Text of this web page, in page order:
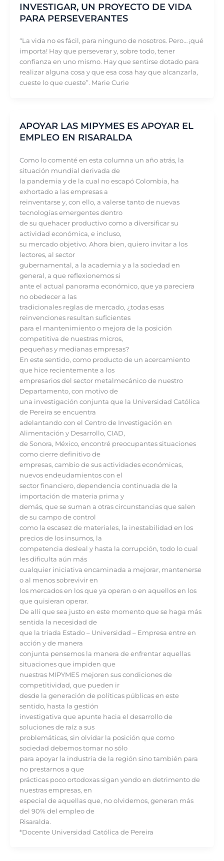
INVESTIGAR, UN PROYECTO DE VIDA
PARA PERSEVERANTES
“La vida no es fácil, para ninguno de nosotros. Pero… ¡qué
importa! Hay que perseverar y, sobre todo, tener
confianza en uno mismo. Hay que sentirse dotado para
realizar alguna cosa y que esa cosa hay que alcanzarla,
cueste lo que cueste”. Marie Curie
APOYAR LAS MIPYMES ES APOYAR EL
EMPLEO EN RISARALDA
Como lo comenté en esta columna un año atrás, la
situación mundial derivada de
la pandemia y de la cual no escapó Colombia, ha
exhortado a las empresas a
reinventarse y, con ello, a valerse tanto de nuevas
tecnologías emergentes dentro
de su quehacer productivo como a diversificar su
actividad económica, e incluso,
su mercado objetivo. Ahora bien, quiero invitar a los
lectores, al sector
gubernamental, a la academia y a la sociedad en
general, a que reflexionemos si
ante el actual panorama económico, que ya pareciera
no obedecer a las
tradicionales reglas de mercado, ¿todas esas
reinvenciones resultan suficientes
para el mantenimiento o mejora de la posición
competitiva de nuestras micros,
pequeñas y medianas empresas?
En este sentido, como producto de un acercamiento
que hice recientemente a los
empresarios del sector metalmecánico de nuestro
Departamento, con motivo de
una investigación conjunta que la Universidad Católica
de Pereira se encuentra
adelantando con el Centro de Investigación en
Alimentación y Desarrollo, CIAD,
de Sonora, México, encontré preocupantes situaciones
como cierre definitivo de
empresas, cambio de sus actividades económicas,
nuevos endeudamientos con el
sector financiero, dependencia continuada de la
importación de materia prima y
demás, que se suman a otras circunstancias que salen
de su campo de control
como la escasez de materiales, la inestabilidad en los
precios de los insumos, la
competencia desleal y hasta la corrupción, todo lo cual
les dificulta aún más
cualquier iniciativa encaminada a mejorar, mantenerse
o al menos sobrevivir en
los mercados en los que ya operan o en aquellos en los
que quisieran operar.
De allí que sea justo en este momento que se haga más
sentida la necesidad de
que la triada Estado – Universidad – Empresa entre en
acción y de manera
conjunta pensemos la manera de enfrentar aquellas
situaciones que impiden que
nuestras MIPYMES mejoren sus condiciones de
competitividad, que pueden ir
desde la generación de políticas públicas en este
sentido, hasta la gestión
investigativa que apunte hacia el desarrollo de
soluciones de raíz a sus
problemáticas, sin olvidar la posición que como
sociedad debemos tomar no sólo
para apoyar la industria de la región sino también para
no prestarnos a que
prácticas poco ortodoxas sigan yendo en detrimento de
nuestras empresas, en
especial de aquellas que, no olvidemos, generan más
del 90% del empleo de
Risaralda.
*Docente Universidad Católica de Pereira